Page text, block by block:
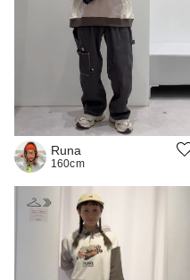
Runa
160cm